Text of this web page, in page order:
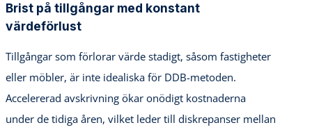
Brist på tillgångar med konstant
värdeförlust
Tillgångar som förlorar värde stadigt, såsom fastigheter
eller möbler, är inte idealiska för DDB-metoden.
Accelererad avskrivning ökar onödigt kostnaderna
under de tidiga åren, vilket leder till diskrepanser mellan